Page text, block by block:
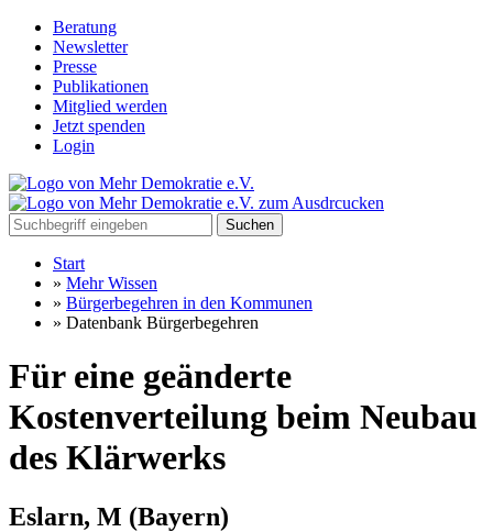
Beratung
Newsletter
Presse
Publikationen
Mitglied werden
Jetzt spenden
Login
Suchen
Start
» Mehr Wissen
» Bürgerbegehren in den Kommunen
» Datenbank Bürgerbegehren
Für eine geänderte
Kostenverteilung beim Neubau
des Klärwerks
Eslarn, M (Bayern)